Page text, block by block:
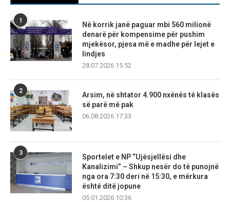
1
Në korrik janë paguar mbi 560 milionë
denarë për kompensime për pushim
mjekësor, pjesa më e madhe për lejet e
lindjes
28.07.2026 15:52
2
Arsim, në shtator 4.900 nxënës të klasës
së parë më pak
06.08.2026 17:33
3
Sportelet e NP “Ujësjellësi dhe
Kanalizimi” – Shkup nesër do të punojnë
nga ora 7:30 deri në 15:30, e mërkura
është ditë jopune
05.01.2026 10:36